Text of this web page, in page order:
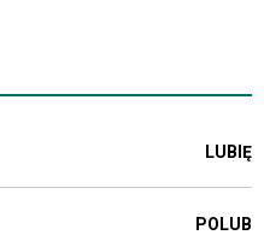
LUBIĘ
POLUB